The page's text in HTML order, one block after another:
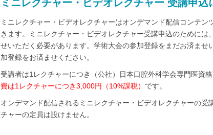
ミニレクチャー・ビデオレクチャー 受講申込
ミニレクチャー・ビデオレクチャーはオンデマンド配信コンテ
きます。ミニレクチャー・ビデオレクチャー受講申込のためには
せいただく必要があります。学術大会の参加登録をまだお済ませ
加登録をお済ませください。
受講者は1レクチャーにつき（公社）日本口腔外科学会専門医資
費は1レクチャーにつき3,000円（10%課税） です。
オンデマンド配信されるミニレクチャー・ビデオレクチャーの受
チャーの定員は設けません。